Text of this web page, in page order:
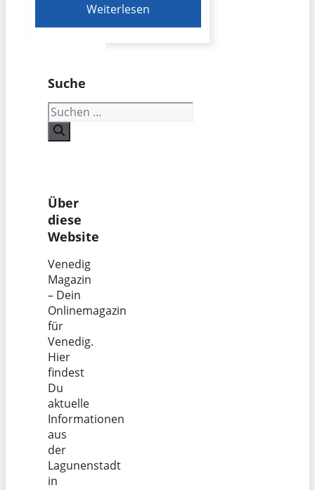
Weiterlesen
Suche
Suchen
nach:
Über
diese
Website
Venedig
Magazin
– Dein
Onlinemagazin
für
Venedig.
Hier
findest
Du
aktuelle
Informationen
aus
der
Lagunenstadt
in